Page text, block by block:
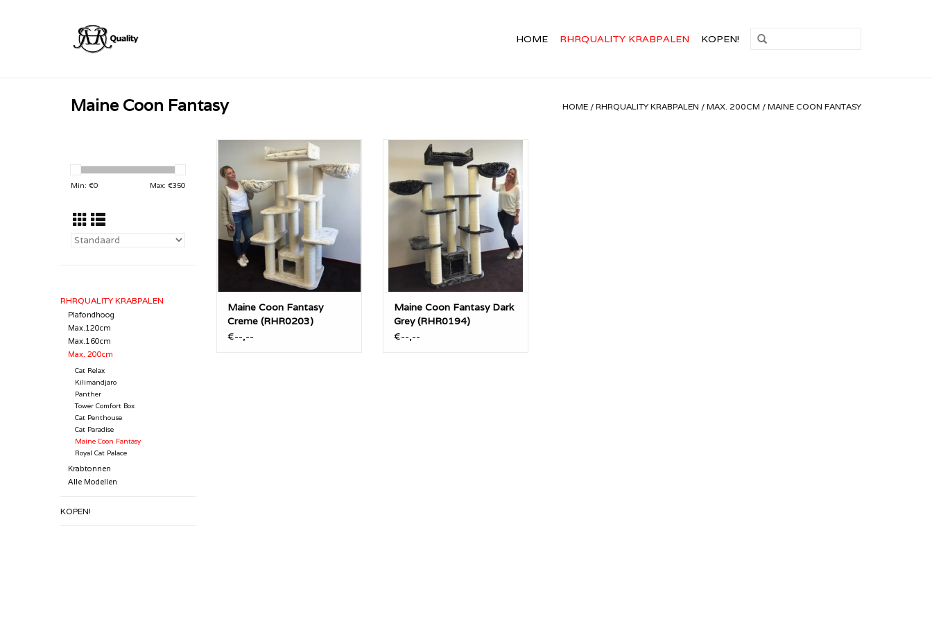
HOME RHRQUALITY KRABPALEN KOPEN!
Maine Coon Fantasy HOME / RHRQUALITY KRABPALEN / MAX. 200CM / MAINE COON FANTASY
Min: €0 Max: €350
RHRQUALITY KRABPALEN
Plafondhoog
Max.120cm
Max.160cm
Max. 200cm
Cat Relax
Kilimandjaro
Panther
Tower Comfort Box
Cat Penthouse
Cat Paradise
Maine Coon Fantasy
Royal Cat Palace
Krabtonnen
Alle Modellen
KOPEN!
De Maine Coon Fantasy is een
droom van een krabpaal die erg
groot en stevig. Met de extra
dikke 15cmØ sisalpalen enorm
stabiel en sterk! Uw katten
hebben hier overal veel krab
mogelijkheden en kunnen
eenvoudig naar boven en
beneden klauteren.
TOEVOEGEN AAN WINKELWAGEN
Maine Coon Fantasy
Creme (RHR0203)
€--,--
De Maine Coon Fantasy is een
droom van een krabpaal die erg
groot en stevig. Met de extra
dikke 15cmØ sisalpalen enorm
stabiel en sterk! Uw katten
hebben hier overal veel krab
mogelijkheden en kunnen
eenvoudig naar boven en
beneden klauteren.
TOEVOEGEN AAN WINKELWAGEN
Maine Coon Fantasy Dark
Grey (RHR0194)
€--,--